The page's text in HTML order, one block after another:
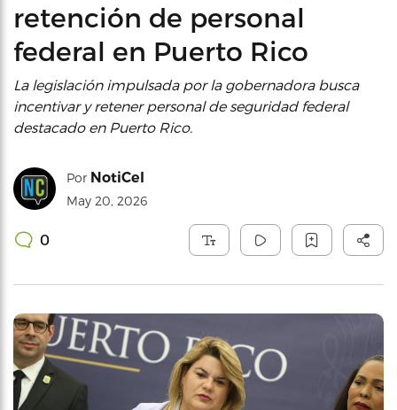
retención de personal
federal en Puerto Rico
La legislación impulsada por la gobernadora busca
incentivar y retener personal de seguridad federal
destacado en Puerto Rico.
Por NotiCel
May 20, 2026
0